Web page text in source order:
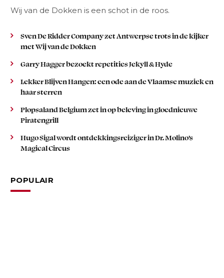
Wij van de Dokken is een schot in de roos.
Sven De Ridder Company zet Antwerpse trots in de kijker
met Wij van de Dokken
Garry Hagger bezoekt repetities Jekyll & Hyde
Lekker Blijven Hangen: een ode aan de Vlaamse muziek en
haar sterren
Plopsaland Belgium zet in op beleving in gloednieuwe
Piratengrill
Hugo Sigal wordt ontdekkingsreiziger in Dr. Molino’s
Magical Circus
POPULAIR